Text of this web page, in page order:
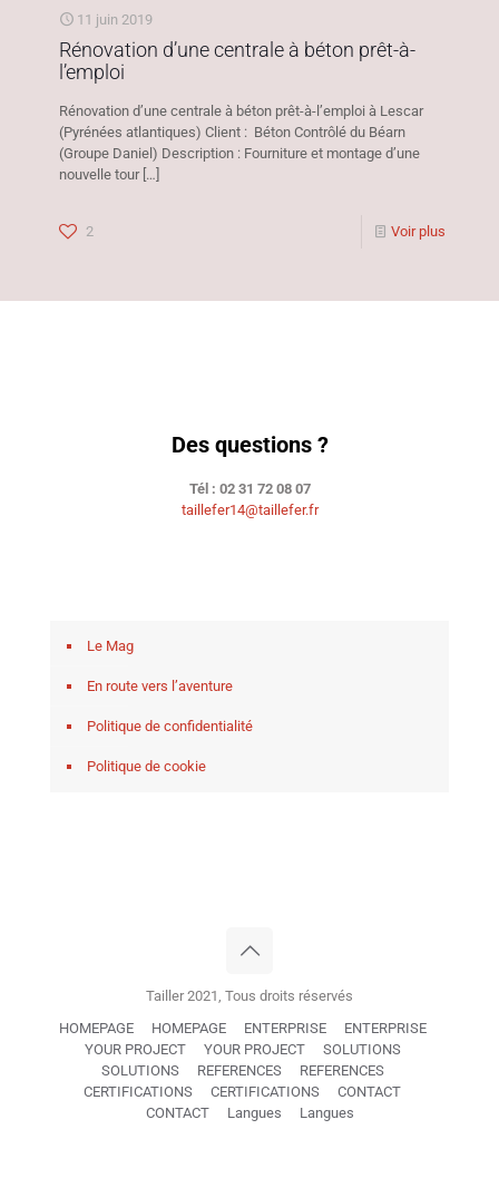
11 juin 2019
Rénovation d’une centrale à béton prêt-à-
l’emploi
Rénovation d’une centrale à béton prêt-à-l’emploi à Lescar
(Pyrénées atlantiques) Client : Béton Contrôlé du Béarn
(Groupe Daniel) Description : Fourniture et montage d’une
nouvelle tour[…]
2 Voir plus
Des questions ?
Tél : 02 31 72 08 07
taillefer14@taillefer.fr
Le Mag
En route vers l’aventure
Politique de confidentialité
Politique de cookie
Tailler 2021, Tous droits réservés
HOMEPAGE
HOMEPAGE ENTERPRISE
ENTERPRISE
YOUR PROJECT
YOUR PROJECT
SOLUTIONS
SOLUTIONS
REFERENCES
REFERENCES
CERTIFICATIONS
CERTIFICATIONS
CONTACT
CONTACT
Langues Langues